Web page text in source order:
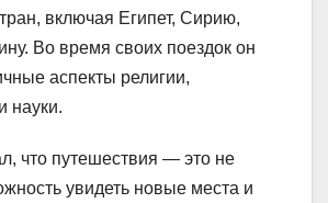
включая Египет, Сирию,
Во время своих поездок он
аспекты религии,
науки.
что путешествия — это не
увидеть новые места и